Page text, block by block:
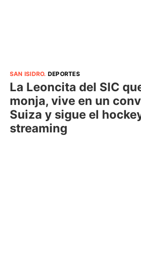
SAN ISIDRO. DEPORTES
La Leoncita del SIC
monja, vive en un
Suiza y sigue el
streaming